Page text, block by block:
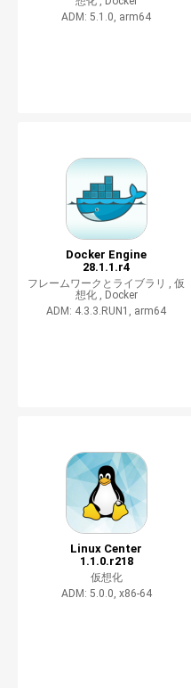
ADM: 5.1.0, arm64
Docker Engine
28.1.1.r4
フレームワークとライブラリ , 仮
想化 ,
Docker
ADM: 4.3.3.RUN1, arm64
Linux Center
1.1.0.r218
仮想化
ADM: 5.0.0, x86-64